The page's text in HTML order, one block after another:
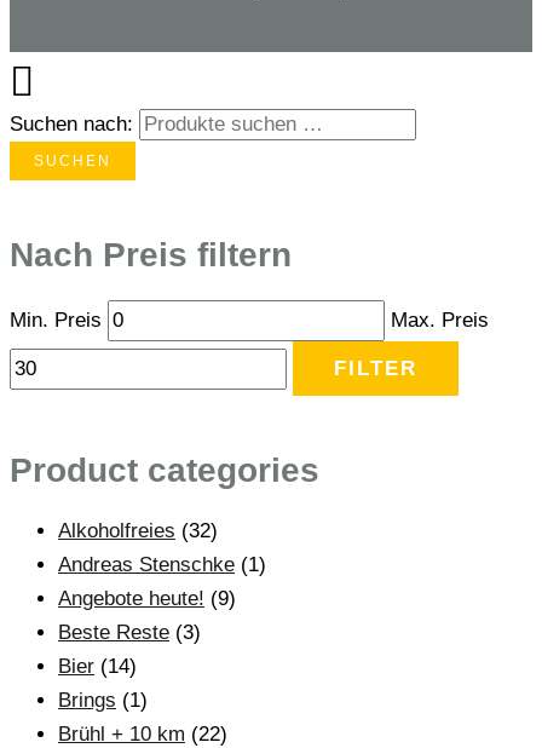
Suchen nach:
SUCHEN
Nach Preis filtern
Min. Preis Max. Preis
FILTER
Product categories
Alkoholfreies (32)
Andreas Stenschke (1)
Angebote heute! (9)
Beste Reste (3)
Bier (14)
Brings (1)
Brühl + 10 km (22)